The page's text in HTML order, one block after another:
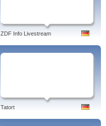
ZDF Info Livestream
Tatort